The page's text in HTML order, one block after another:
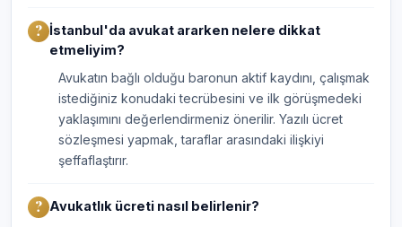
İstanbul'da avukat ararken nelere dikkat
etmeliyim?
Avukatın bağlı olduğu baronun aktif kaydını, çalışmak
istediğiniz konudaki tecrübesini ve ilk görüşmedeki
yaklaşımını değerlendirmeniz önerilir. Yazılı ücret
sözleşmesi yapmak, taraflar arasındaki ilişkiyi
şeffaflaştırır.
Avukatlık ücreti nasıl belirlenir?